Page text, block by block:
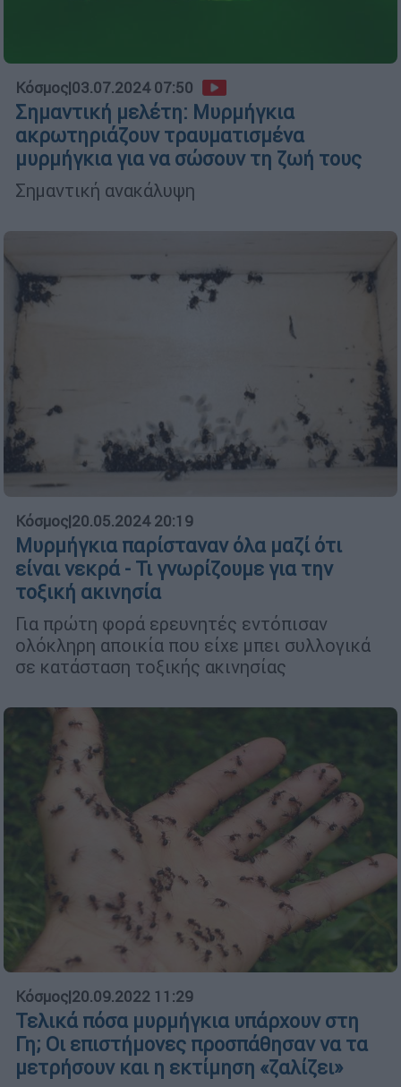
Κόσμος|03.07.2024 07:50
Σημαντική μελέτη: Μυρμήγκια
ακρωτηριάζουν τραυματισμένα
μυρμήγκια για να σώσουν τη ζωή τους
Σημαντική ανακάλυψη
Κόσμος|20.05.2024 20:19
Μυρμήγκια παρίσταναν όλα μαζί ότι
είναι νεκρά - Τι γνωρίζουμε για την
τοξική ακινησία
Για πρώτη φορά ερευνητές εντόπισαν
ολόκληρη αποικία που είχε μπει συλλογικά
σε κατάσταση τοξικής ακινησίας
Κόσμος|20.09.2022 11:29
Τελικά πόσα μυρμήγκια υπάρχουν στη
Γη; Οι επιστήμονες προσπάθησαν να τα
μετρήσουν και η εκτίμηση «ζαλίζει»